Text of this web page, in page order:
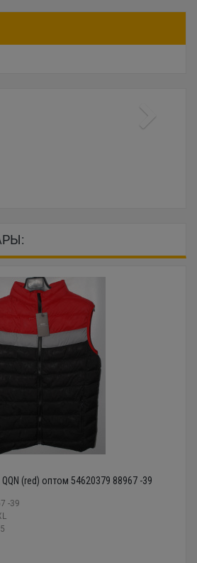
(red) оптом 54620379 88967 -39
-39